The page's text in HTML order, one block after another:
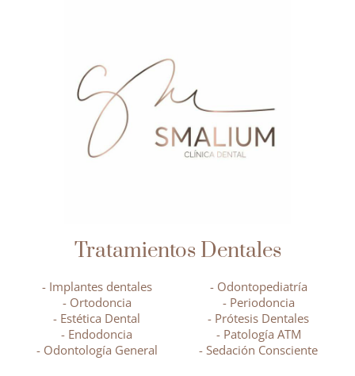
Tratamientos Dentales
- Implantes dentales
- Ortodoncia
- Estética Dental
- Endodoncia
- Odontología General
- Odontopediatría
- Periodoncia
- Prótesis Dentales
- Patología ATM
- Sedación Consciente